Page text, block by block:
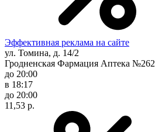
Эффективная реклама на сайте
ул. Томина, д. 14/2
Гродненская Фармация Аптека №262
до 20:00
в 18:17
до 20:00
11,53 р.